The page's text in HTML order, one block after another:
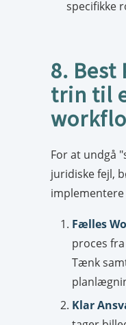
specifikke
8. Best
trin til
For at undgå
juridiske fejl,
Fælles
proces
Tænk
Klar